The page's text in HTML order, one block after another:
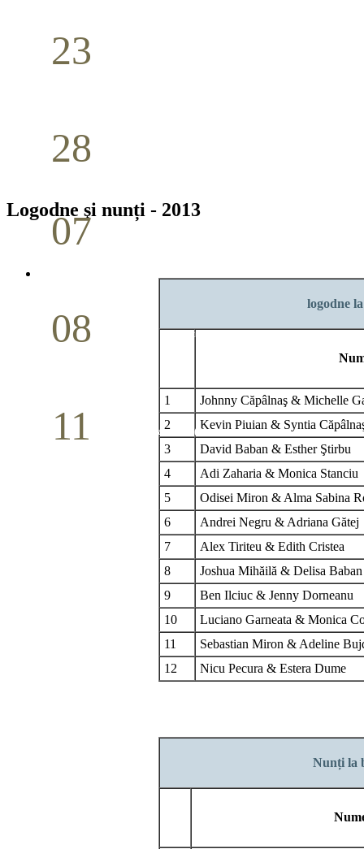
23
28
07
08 Studiu biblic pentru tineri
11 Conferință pastorală (Detroit)
Logodne şi nunți - 2013
logodne
1
Johnny Căpâlnaş & Michelle
2
Kevin Piuian & Syntia
3
David Baban & Esther Ştirbu
4
Adi Zaharia & Monica Stanciu
5
Odisei Miron & Alma Sabina
6
Andrei Negru & Adriana Gătej
7
Alex Tiriteu & Edith Cristea
8
Joshua Mihăilă & Delisa Baban
9
Ben Ilciuc & Jenny Dorneanu
10
Luciano Garneata & Monica
11
Sebastian Miron & Adeline
12
Nicu Pecura & Estera Dume
Nunți la